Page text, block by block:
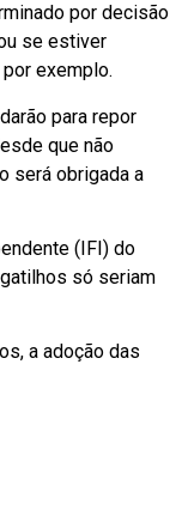
por decisão
se estiver
exemplo.
para repor
que não
será obrigada a
(IFI) do
só seriam
a adoção das